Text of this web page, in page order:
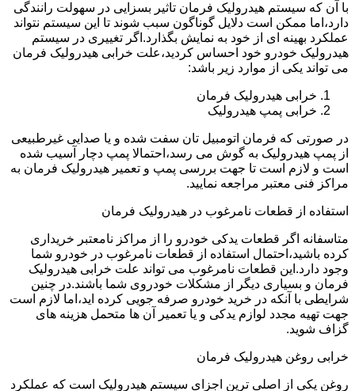
با آن که سیستم هیدرولیک فرمان تاثیر بسزایی در سهولت رانندگی
دارد،اما ممکن است دلایل گوناگون سبب شوند تا این سیستم نتواند
عملکرد بهینه ای از خود به نمایش بگذارد.اگر تغییری در سیستم
هیدرولیک خودرو خود احساس کردید،علت خرابی هیدرولیک فرمان
می تواند یکی از موارد زیر باشد:
خرابی هیدرولیک فرمان
خرابی پمپ هیدرولیک
در صورتی که فرمان اتومبیل تان سفت شده و یا صدایی غیرطبیعی
از پمپ هیدرولیک به گوش می رسد،احتمالا پمپ دچار آسیب شده
است و لازم است تا جهت بررسی پمپ و تعمیر هیدرولیک فرمان به
مراکز فنی معتبر مراجعه نمایید.
استفاده از قطعات نامرغوب در هیدرولیک فرمان
متاسفانه اگر قطعات یدکی خودرو را از مراکز نامعتبر خریداری
کرده باشید،احتمال استفاده از قطعات نامرغوب در خودرو شما
وجود دارد.این قطعات نامرغوب می تواند علت خرابی هیدرولیک
فرمان و بسیاری دیگر از مشکلات خودروی شما باشند.در چنین
شرایطی با آنکه در خرید خودرو صرفه جویی کرده اید،اما لازم است
جهت تهیه مجدد لوازم یدکی و یا تعمیر آن ها متحمل هزینه های
گزاف شوید.
خرابی روغن هیدرولیک فرمان
روغن یکی از اصلی ترین اجزای سیستم هیدرولیک است که عملکرد